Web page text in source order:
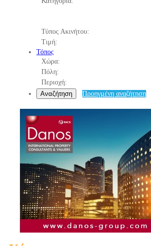
Τύπος Ακινήτου:
Τιμή:
Τόπος
Χώρα:
Πόλη:
Περιοχή:
Αναζήτηση
Προηγμένη αναζήτηση